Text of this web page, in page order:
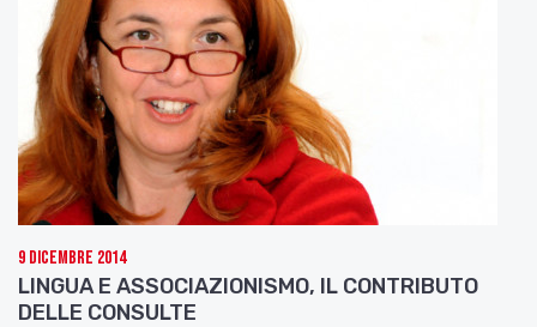
9 Dicembre 2014
LINGUA E ASSOCIAZIONISMO, IL CONTRIBUTO
DELLE CONSULTE